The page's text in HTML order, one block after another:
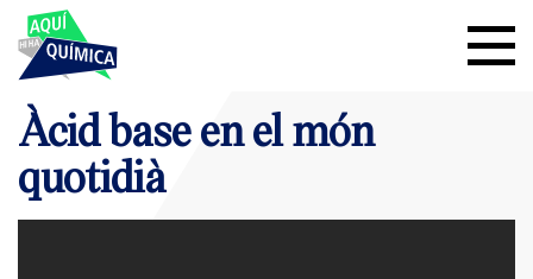
Àcid base en el món
quotidià